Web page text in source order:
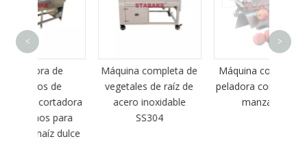
Máquina completa de
vegetales de raíz de
acero inoxidable
Máquina cortadora y
peladora comercial de
< >